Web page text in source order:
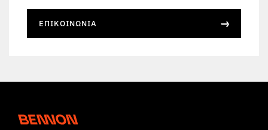
ΕΠΙΚΟΙΝΩΝΊΑ